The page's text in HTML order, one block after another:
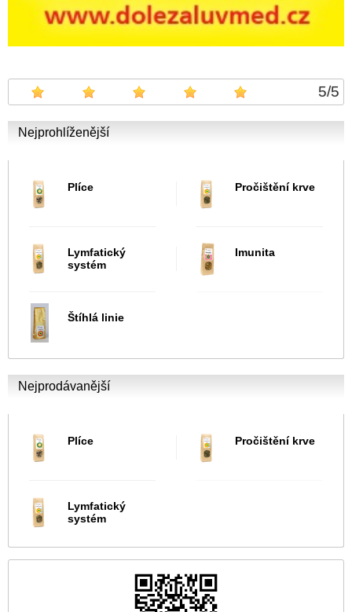
5/5
Nejprohlíženější
Plíce Pročištění krve
Lymfatický
systém
Imunita
Štíhlá linie
Nejprodávanější
Plíce Pročištění krve
Lymfatický
systém